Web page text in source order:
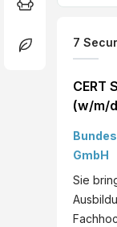
7
CERT
(w/m/
GmbH
Sie